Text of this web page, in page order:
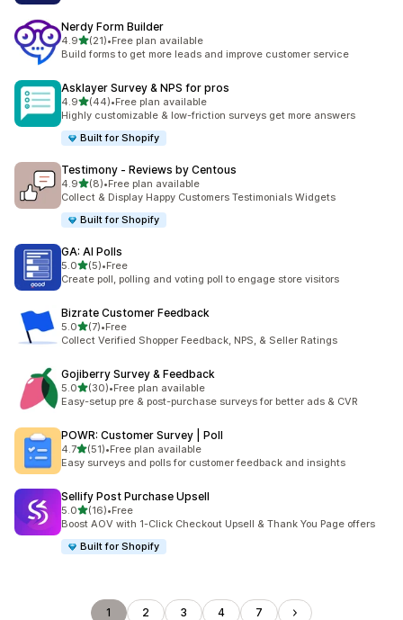
Nerdy Form Builder
4.9별 5개 중
(21)
총 리뷰 21개
•Free plan available
Build forms to get more leads and improve customer service
Asklayer Survey & NPS for pros
4.9별 5개 중
(44)
총 리뷰 44개
•Free plan available
Highly customizable & low-friction surveys get more answers
Built for Shopify
Testimony ‑ Reviews by Centous
4.9별 5개 중
(8)
총 리뷰 8개
•Free plan available
Collect & Display Happy Customers Testimonials Widgets
Built for Shopify
GA: AI Polls
5.0별 5개 중
(5)
총 리뷰 5개
•Free
Create poll, polling and voting poll to engage store visitors
Bizrate Customer Feedback
5.0별 5개 중
(7)
총 리뷰 7개
•Free
Collect Verified Shopper Feedback, NPS, & Seller Ratings
Gojiberry Survey & Feedback
5.0별 5개 중
(30)
총 리뷰 30개
•Free plan available
Easy-setup pre & post-purchase surveys for better ads & CVR
POWR: Customer Survey | Poll
4.7별 5개 중
(51)
총 리뷰 51개
•Free plan available
Easy surveys and polls for customer feedback and insights
Sellify Post Purchase Upsell
5.0별 5개 중
(16)
총 리뷰 16개
•Free
Boost AOV with 1-Click Checkout Upsell & Thank You Page offers
Built for Shopify
1 2 3 4 7